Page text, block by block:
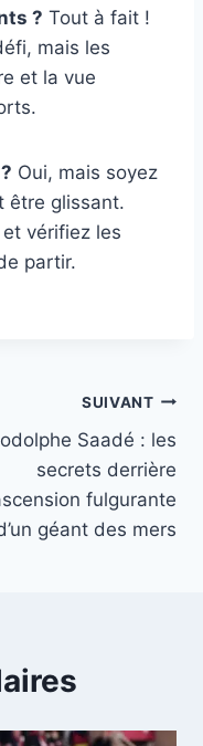
? Tout à fait !
mais les
et la vue
Oui, mais soyez
être glissant.
vérifiez les
partir.
SUIVANT
Saadé : les
secrets derrière
fulgurante
géant des mers